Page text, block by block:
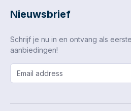
Nieuwsbrief
Schrijf je nu in en ontvang als
aanbiedingen!